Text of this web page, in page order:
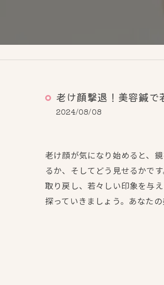
老け顔撃退！美容鍼で
2024/08/08
老け顔が気になり始めると、
るか、そしてどう見せるかで
取り戻し、若々しい印象を与
探っていきましょう。あなた